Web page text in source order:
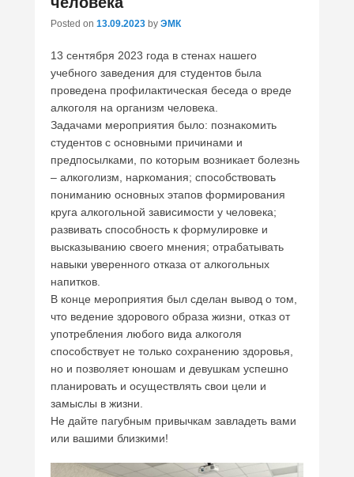
Posted on 13.09.2023 by ЭМК
13 сентября 2023 года в стенах нашего
учебного заведения для студентов была
проведена профилактическая беседа о вреде
алкоголя на организм человека.
Задачами мероприятия было: познакомить
студентов с основными причинами и
предпосылками, по которым возникает болезнь
– алкоголизм, наркомания; способствовать
пониманию основных этапов формирования
круга алкогольной зависимости у человека;
развивать способность к формулировке и
высказыванию своего мнения; отрабатывать
навыки уверенного отказа от алкогольных
напитков.
В конце мероприятия был сделан вывод о том,
что ведение здорового образа жизни, отказ от
употребления любого вида алкоголя
способствует не только сохранению здоровья,
но и позволяет юношам и девушкам успешно
планировать и осуществлять свои цели и
замыслы в жизни.
Не дайте пагубным привычкам завладеть вами
или вашими близкими!